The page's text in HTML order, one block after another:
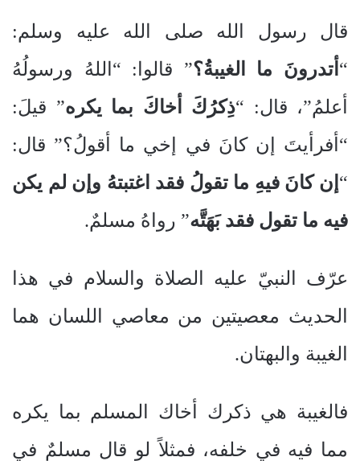
قال رسول الله صلى الله عليه وسلم:
“ أتدرونَ ما الغيبةُ؟” قالوا: “اللهُ ورسولُهُ
أعلمُ”، قال: “ذِكرُكَ أخاكَ بما يكره” قيلَ:
“أفرأيتَ إن كانَ في إخي ما أقولُ؟” قال:
“ إن كانَ فيهِ ما تقولُ فقد اغتبتهُ وإن لم يكن
فيه ما تقول فقد بَهَتَّه” رواهُ مسلمٌ.
عرّف النبيّ عليه الصلاة والسلام في هذا
الحديث معصيتين من معاصي اللسان هما
الغيبة والبهتان.
فالغيبة هي ذكرك أخاك المسلم بما يكره
مما فيه في خلفه، فمثلاً لو قال مسلمٌ في